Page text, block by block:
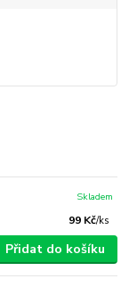
99 Kč/ks
Skladem
Přidat do košíku